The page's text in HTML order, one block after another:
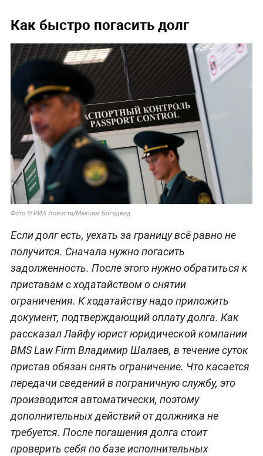
Как быстро погасить долг
Фото © РИА Новости/Максим Богодвид
Если долг есть, уехать за границу всё равно не
получится. Сначала нужно погасить
задолженность. После этого нужно обратиться к
приставам с ходатайством о снятии
ограничения. К ходатайству надо приложить
документ, подтверждающий оплату долга. Как
рассказал Лайфу юрист юридической компании
BMS Law Firm Владимир Шалаев, в течение суток
пристав обязан снять ограничение. Что касается
передачи сведений в пограничную службу, это
производится автоматически, поэтому
дополнительных действий от должника не
требуется. После погашения долга стоит
проверить себя по базе исполнительных